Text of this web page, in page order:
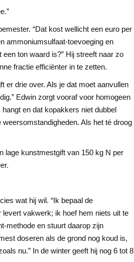
“Dat kost wellicht een euro per
ammoniumsulfaat-toevoeging en
ton waard is?” Hij streeft naar zo
fractie efficiënter in te zetten.
er drie over. Als je dat moet aanvullen
Edwin zorgt vooraf voor homogeen
en dat kopakkers niet dubbel
Als het té droog
lage kunstmestgift van 150 kg N per
wat hij wil. “Ik bepaal de
vakwerk; ik hoef hem niets uit te
methode en stuurt daarop zijn
doseren als de grond nog koud is,
nu.” In de winter geeft hij nog 6 tot 8